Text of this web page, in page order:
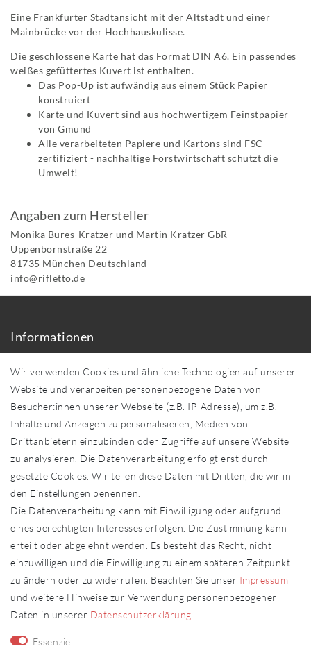
Eine Frankfurter Stadtansicht mit der Altstadt und einer
Mainbrücke vor der Hochhauskulisse.
Die geschlossene Karte hat das Format DIN A6. Ein passendes
weißes gefüttertes Kuvert ist enthalten.
Das Pop-Up ist aufwändig aus einem Stück Papier
konstruiert
Karte und Kuvert sind aus hochwertigem Feinstpapier
von Gmund
Alle verarbeiteten Papiere und Kartons sind FSC-
zertifiziert - nachhaltige Forstwirtschaft schützt die
Umwelt!
Angaben zum Hersteller
Monika Bures-Kratzer und Martin Kratzer GbR
Uppenbornstraße 22
81735 München Deutschland
info@rifletto.de
Informationen
Über uns
Händler in Ihrer Nähe
Sonderanfertigungen
Zahlung und Versand
Shop-Service
Widerrufs­recht
Widerrufs­formular
Impressum
Daten­schutz­erklärung
AGB
Kontakt
Vertrag widerrufen Kontakt
Fachhändler
Wir verwenden Cookies und ähnliche Technologien auf unserer
Website und verarbeiten personenbezogene Daten von
Besucher:innen unserer Webseite (z.B. IP-Adresse), um z.B.
Inhalte und Anzeigen zu personalisieren, Medien von
Drittanbietern einzubinden oder Zugriffe auf unsere Website
zu analysieren. Die Datenverarbeitung erfolgt erst durch
gesetzte Cookies. Wir teilen diese Daten mit Dritten, die wir in
den Einstellungen benennen.
Die Datenverarbeitung kann mit Einwilligung oder aufgrund
eines berechtigten Interesses erfolgen. Die Zustimmung kann
erteilt oder abgelehnt werden. Es besteht das Recht, nicht
einzuwilligen und die Einwilligung zu einem späteren Zeitpunkt
zu ändern oder zu widerrufen. Beachten Sie unser Impressum
und weitere Hinweise zur Verwendung personenbezogener
Daten in unserer Daten­schutz­erklärung
Essenziell